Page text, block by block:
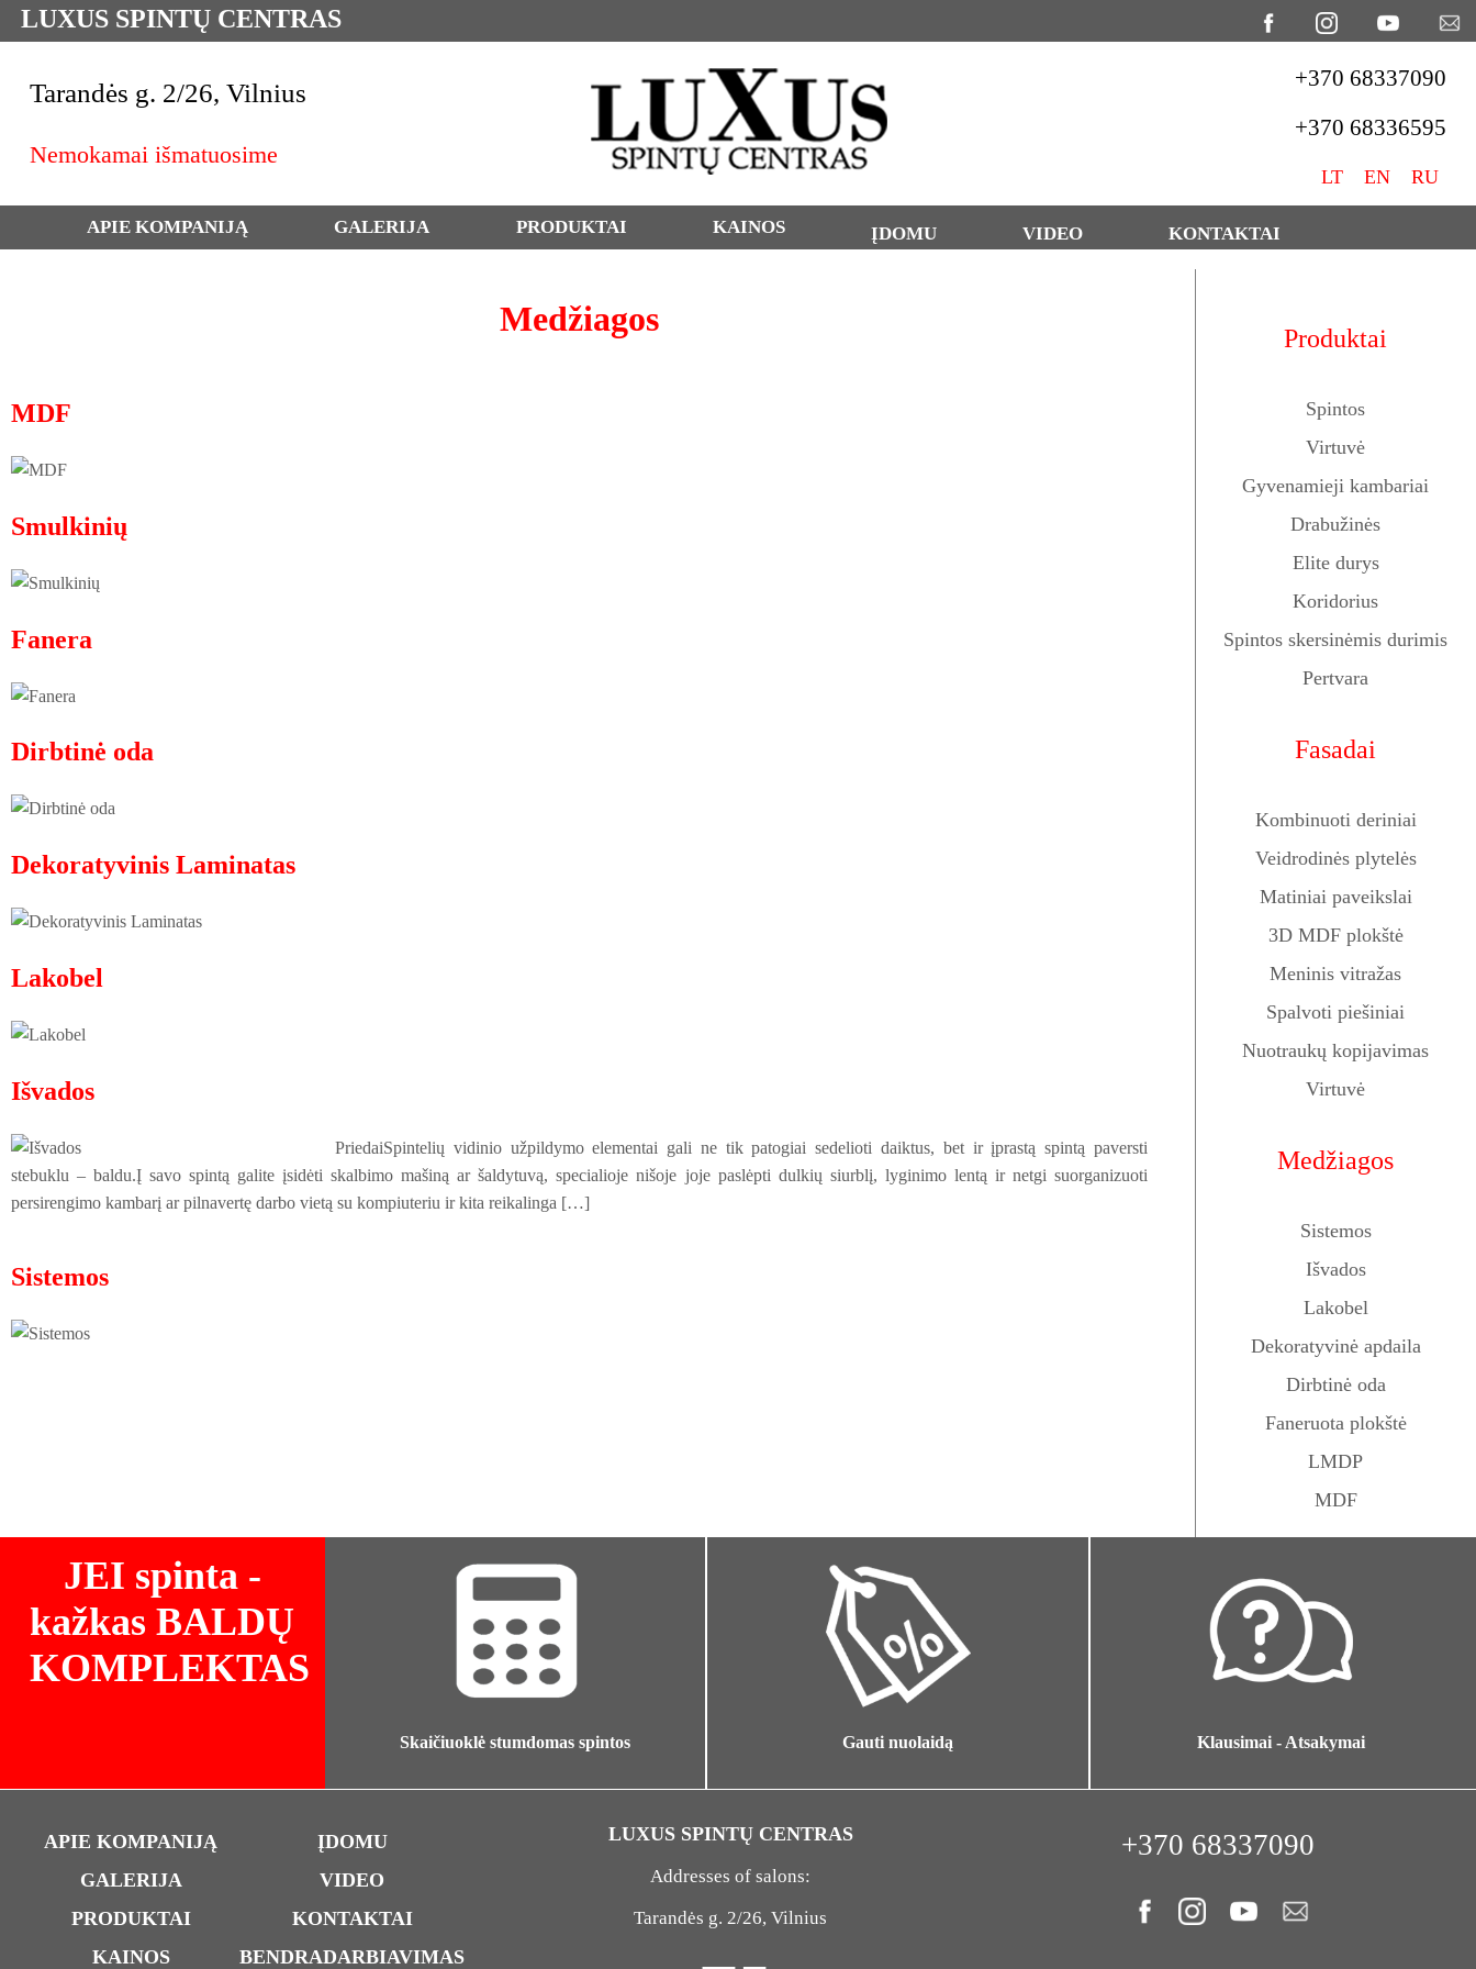
LUXUS SPINTŲ CENTRAS
Tarandės g. 2/26, Vilnius
Nemokamai išmatuosime
+370 68337090
+370 68336595
LT EN RU
APIE KOMPANIJĄ GALERIJA PRODUKTAI KAINOS ĮDOMU VIDEO KONTAKTAI
Medžiagos
MDF
Smulkinių
Fanera
Dirbtinė oda
Dekoratyvinis Laminatas
Lakobel
Išvados
PriedaiSpintelių vidinio užpildymo elementai gali ne tik patogiai sedelioti daiktus, bet ir įprastą spintą paversti
stebuklu – baldu.Į savo spintą galite įsidėti skalbimo mašiną ar šaldytuvą, specialioje nišoje joje paslėpti dulkių siurblį, lyginimo lentą ir netgi suorganizuoti
persirengimo kambarį ar pilnavertę darbo vietą su kompiuteriu ir kita reikalinga […]
Sistemos
Produktai
Spintos
Virtuvė
Gyvenamieji kambariai
Drabužinės
Elite durys
Koridorius
Spintos skersinėmis durimis
Pertvara
Fasadai
Kombinuoti deriniai
Veidrodinės plytelės
Matiniai paveikslai
3D MDF plokštė
Meninis vitražas
Spalvoti piešiniai
Nuotraukų kopijavimas
Virtuvė
Medžiagos
Sistemos
Išvados
Lakobel
Dekoratyvinė apdaila
Dirbtinė oda
Faneruota plokštė
LMDP
MDF
JEI spinta -
kažkas BALDŲ
KOMPLEKTAS
Skaičiuoklė stumdomas spintos Gauti nuolaidą Klausimai - Atsakymai
APIE KOMPANIJĄ
GALERIJA
PRODUKTAI
KAINOS
ĮDOMU
VIDEO
KONTAKTAI
BENDRADARBIAVIMAS
LUXUS SPINTŲ CENTRAS
Addresses of salons:
Tarandės g. 2/26, Vilnius
+370 68337090